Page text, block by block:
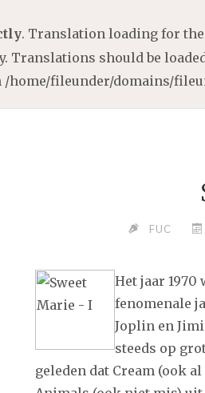
. Translation loading for the
Translations should be
/home/fileunder/domains/
FUC
Het jaar 1970
fenomenale
Joplin en
steeds op
geleden dat Cream (ook